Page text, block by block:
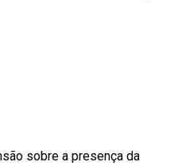
sobre a presença da